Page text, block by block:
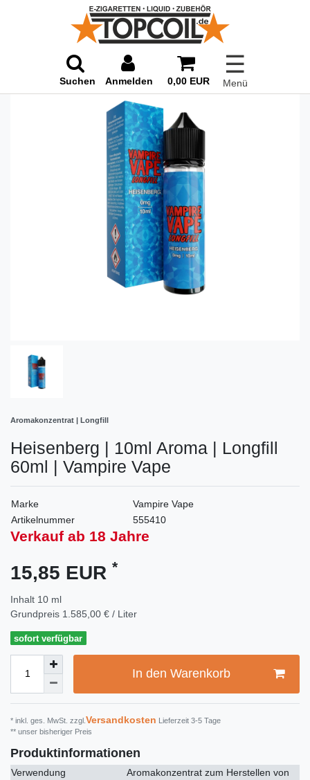
Suchen Anmelden 0,00 EUR
☰
Menü
Aromakonzentrat | Longfill
Heisenberg | 10ml Aroma | Longfill
60ml | Vampire Vape
Marke
Vampire Vape
Artikelnummer
555410
Verkauf ab 18 Jahre
15,85 EUR *
Inhalt 10 ml
Grundpreis 1.585,00 € / Liter
sofort verfügbar
In den Warenkorb
* inkl. ges. MwSt. zzgl. Versandkosten Lieferzeit 3-5 Tage
** unser bisheriger Preis
Produktinformationen
Verwendung
Aromakonzentrat zum Herstellen von